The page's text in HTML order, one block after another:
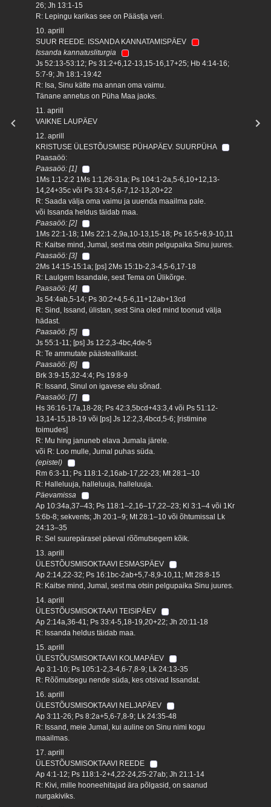
26; Jh 13:1-15
R: Lepingu karikas see on Päästja veri.
10. aprill
SUUR REEDE. ISSANDA KANNATAMISPÄEV
Issanda kannatusliturgia
Js 52:13-53:12; Ps 31:2+6,12-13,15-16,17+25; Hb 4:14-16;
5:7-9; Jh 18:1-19:42
R: Isa, Sinu kätte ma annan oma vaimu.
Tänane annetus on Püha Maa jaoks.
11. aprill
VAIKNE LAUPÄEV
12. aprill
KRISTUSE ÜLESTÕUSMISE PÜHAPÄEV. SUURPÜHA
Paasaöö:
Paasaöö: [1]
1Ms 1:1-2:2 1Ms 1:1,26-31a; Ps 104:1-2a,5-6,10+12,13-
14,24+35c või Ps 33:4-5,6-7,12-13,20+22
R: Saada välja oma vaimu ja uuenda maailma pale.
või Issanda heldus täidab maa.
Paasaöö: [2]
1Ms 22:1-18; 1Ms 22:1-2,9a,10-13,15-18; Ps 16:5+8,9-10,11
R: Kaitse mind, Jumal, sest ma otsin pelgupaika Sinu juures.
Paasaöö: [3]
2Ms 14:15-15:1a; [ps] 2Ms 15:1b-2,3-4,5-6,17-18
R: Laulgem Issandale, sest Tema on Ülikõrge.
Paasaöö: [4]
Js 54:4ab,5-14; Ps 30:2+4,5-6,11+12ab+13cd
R: Sind, Issand, ülistan, sest Sina oled mind toonud välja
hädast.
Paasaöö: [5]
Js 55:1-11; [ps] Js 12:2,3-4bc,4de-5
R: Te ammutate päästeallikaist.
Paasaöö: [6]
Brk 3:9-15,32-4:4; Ps 19:8-9
R: Issand, Sinul on igavese elu sõnad.
Paasaöö: [7]
Hs 36:16-17a,18-28; Ps 42:3,5bcd+43:3,4 või Ps 51:12-
13,14-15,18-19 või [ps] Js 12:2,3,4bcd,5-6; [ristimine
toimudes]
R: Mu hing januneb elava Jumala järele.
või R: Loo mulle, Jumal puhas süda.
(epistel)
Rm 6:3-11; Ps 118:1-2,16ab-17,22-23; Mt 28:1–10
R: Halleluuja, halleluuja, halleluuja.
Päevamissa
Ap 10:34a,37–43; Ps 118:1–2,16–17,22–23; Kl 3:1–4 või 1Kr
5:6b-8; sekvents; Jh 20:1–9; Mt 28:1–10 või õhtumissal Lk
24:13–35
R: Sel suurepärasel päeval rõõmutsegem kõik.
13. aprill
ÜLESTÕUSMISOKTAAVI ESMASPÄEV
Ap 2:14,22-32; Ps 16:1bc-2ab+5,7-8,9-10,11; Mt 28:8-15
R: Kaitse mind, Jumal, sest ma otsin pelgupaika Sinu juures.
14. aprill
ÜLESTÕUSMISOKTAAVI TEISIPÄEV
Ap 2:14a,36-41; Ps 33:4-5,18-19,20+22; Jh 20:11-18
R: Issanda heldus täidab maa.
15. aprill
ÜLESTÕUSMISOKTAAVI KOLMAPÄEV
Ap 3:1-10; Ps 105:1-2,3-4,6-7,8-9; Lk 24:13-35
R: Rõõmutsegu nende süda, kes otsivad Issandat.
16. aprill
ÜLESTÕUSMISOKTAAVI NELJAPÄEV
Ap 3:11-26; Ps 8:2a+5,6-7,8-9; Lk 24:35-48
R: Issand, meie Jumal, kui auline on Sinu nimi kogu
maailmas.
17. aprill
ÜLESTÕUSMISOKTAAVI REEDE
Ap 4:1-12; Ps 118:1-2+4,22-24,25-27ab; Jh 21:1-14
R: Kivi, mille hooneehitajad ära põlgasid, on saanud
nurgakiviks.